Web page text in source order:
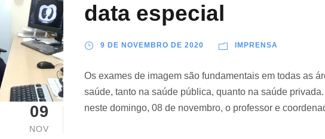
09
NOV
data especial
9 DE NOVEMBRO DE 2020 IMPRENSA
Os exames de imagem são fundamentais em todas as
saúde, tanto na saúde pública, quanto na saúde
neste domingo, 08 de novembro, o professor e